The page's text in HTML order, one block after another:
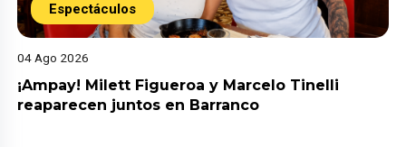
Espectáculos
04 Ago 2026
¡Ampay! Milett Figueroa y Marcelo Tinelli
reaparecen juntos en Barranco